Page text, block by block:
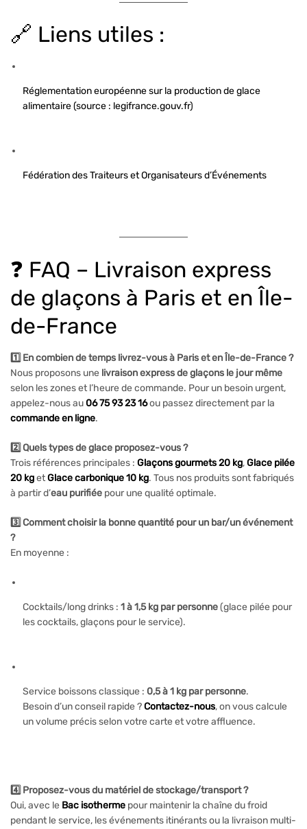
🔗 Liens utiles :
Réglementation européenne sur la production de glace
alimentaire (source : legifrance.gouv.fr)
Fédération des Traiteurs et Organisateurs d’Événements
❓ FAQ – Livraison express
de glaçons à Paris et en Île-
de-France
1️⃣ En combien de temps livrez-vous à Paris et en Île-de-France ?
Nous proposons une livraison express de glaçons le jour même
selon les zones et l’heure de commande. Pour un besoin urgent,
appelez-nous au06 75 93 23 16ou passez directement par la
commande en ligne.
2️⃣ Quels types de glace proposez-vous ?
Trois références principales : Glaçons gourmets 20 kg,Glace pilée
20 kgetGlace carbonique 10 kg. Tous nos produits sont fabriqués
à partir d’eau purifiée pour une qualité optimale.
3️⃣ Comment choisir la bonne quantité pour un bar/un événement
?
En moyenne :
Cocktails/long drinks :1 à 1,5 kg par personne(glace pilée pour
les cocktails, glaçons pour le service).
Service boissons classique : 0,5 à 1 kg par personne.
Besoin d’un conseil rapide ?Contactez-nous, on vous calcule
un volume précis selon votre carte et votre affluence.
4️⃣ Proposez-vous du matériel de stockage/transport ?
Oui, avec le Bac isotherme pour maintenir la chaîne du froid
pendant le service, les événements itinérants ou la livraison multi-